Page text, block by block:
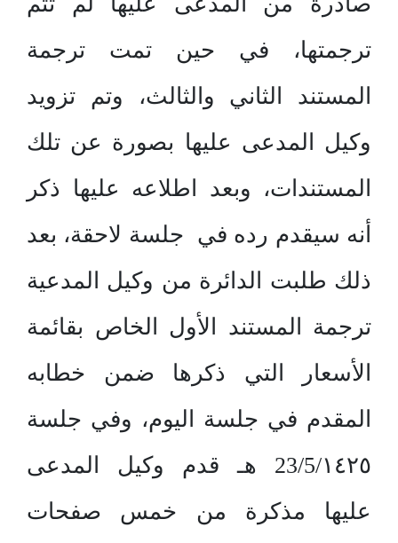
ترجمتها، في حين تمت ترجمة
المستند الثاني والثالث، وتم تزويد
وكيل المدعى عليها بصورة عن تلك
المستندات، وبعد اطلاعه عليها ذكر
أنه سيقدم رده في جلسة لاحقة، بعد
ذلك طلبت الدائرة من وكيل المدعية
ترجمة المستند الأول الخاص بقائمة
الأسعار التي ذكرها ضمن خطابه
المقدم في جلسة اليوم، وفي جلسة
23/5/١٤٢٥ هـ قدم وكيل المدعى
عليها مذكرة من خمس صفحات